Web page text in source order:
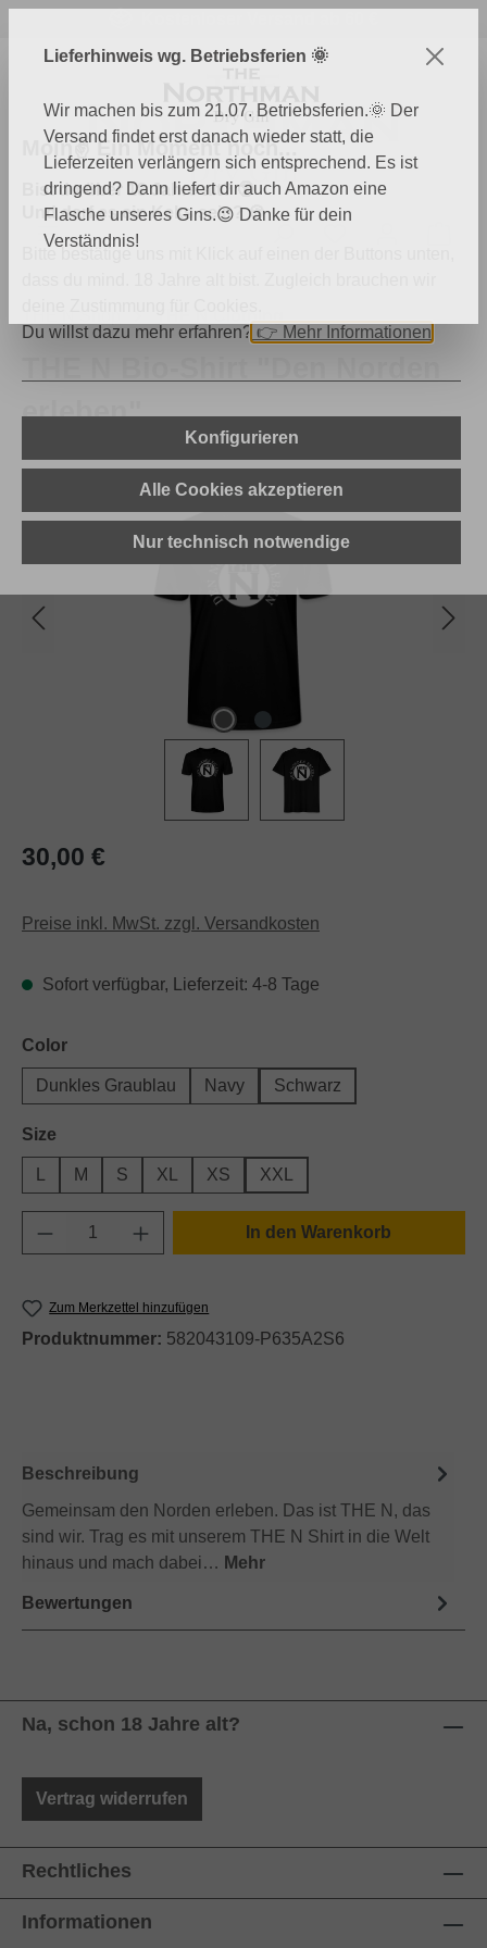
erleben"
Bildergalerie überspringen
Regulärer Preis:
30,00 €
Preise inkl. MwSt. zzgl. Versandkosten
Sofort verfügbar, Lieferzeit: 4-8 Tage
Colorauswählen
Dunkles Graublau Navy Schwarz
Size
M S XL XS XXL
Produkt Anzahl: Gib den gewünschten
In den Warenkorb
Zum Merkzettel hinzufügen
Produktnummer: 582043109-P635A2S6
Beschreibung
Gemeinsam den Norden erleben. Das ist THE N, das
sind wir. Trag es mit unserem THE N Shirt in die Welt
hinaus und mach dabei… Mehr
Bewertungen
Na, schon 18 Jahre alt?
Vertrag widerrufen
Rechtliches
Informationen
Moin✌️ Ein Moment noch...
Bist du über 18 Jahre alt? 🔞
Und darf es ein Keks sein? 🍪
Du willst dazu mehr erfahren? 👉 Mehr Informationen
Konfigurieren
Alle Cookies akzeptieren
Nur technisch notwendige
Lieferhinweis wg. Betriebsferien 🌞
Wir machen bis zum 21.07. Betriebsferien.🌞 Der
Versand findet erst danach wieder statt, die
Lieferzeiten verlängern sich entsprechend. Es ist
dringend? Dann liefert dir auch Amazon eine
Flasche unseres Gins.😉 Danke für dein
Verständnis!